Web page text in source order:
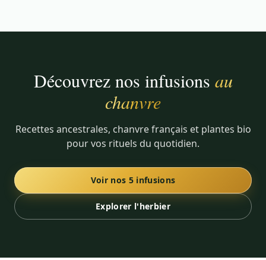
Découvrez nos infusions au
chanvre
Recettes ancestrales, chanvre français et plantes bio
pour vos rituels du quotidien.
Voir nos 5 infusions
Explorer l'herbier